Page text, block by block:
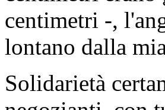
centimetri -,
lontano dalla
Solidarietà